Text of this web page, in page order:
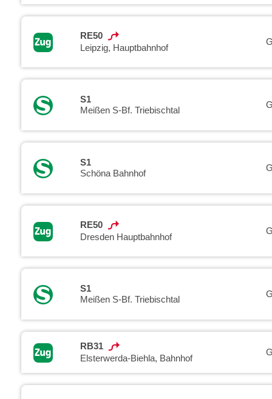
RE50
Leipzig, Hauptbahnhof
S1
Meißen S-Bf. Triebischtal
S1
Schöna Bahnhof
RE50
Dresden Hauptbahnhof
S1
Meißen S-Bf. Triebischtal
RB31
Elsterwerda-Biehla, Bahnhof